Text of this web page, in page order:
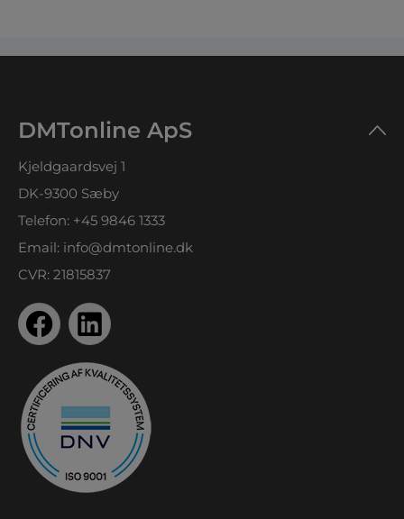
DMTonline ApS
Kjeldgaardsvej 1
DK-9300 Sæby
Telefon: +45 9846 1333
Email: info@dmtonline.dk
CVR: 21815837